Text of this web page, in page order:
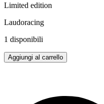
Limited edition
Laudoracing
1 disponibili
FIAT
BRAVO
Aggiungi al carrello